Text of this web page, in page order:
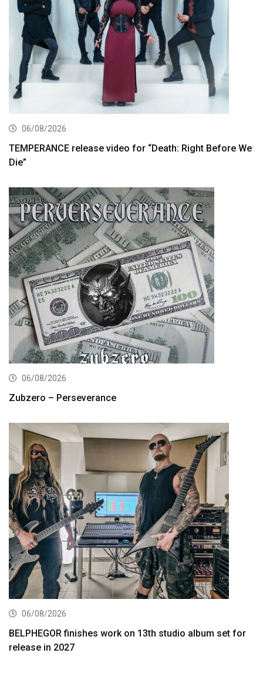
06/08/2026
TEMPERANCE release video for “Death: Right Before We
Die”
06/08/2026
Zubzero – Perseverance
06/08/2026
BELPHEGOR finishes work on 13th studio album set for
release in 2027